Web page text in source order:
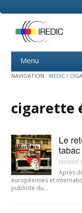
Menu
content
NAVIGATION : IREDIC /
cigarette
Le
MAXIME
Après
européennes et
publicité du…